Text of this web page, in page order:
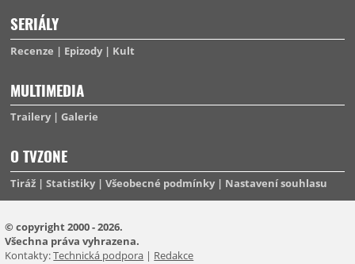
SERIÁLY
Recenze Epizody Kult
MULTIMEDIA
Trailery Galerie
O TVZONE
Tiráž Statistiky Všeobecné podmínky Nastavení souhlasu
© copyright 2000 - 2026.
Všechna práva vyhrazena.
Kontakty:Technická podpora | Redakce